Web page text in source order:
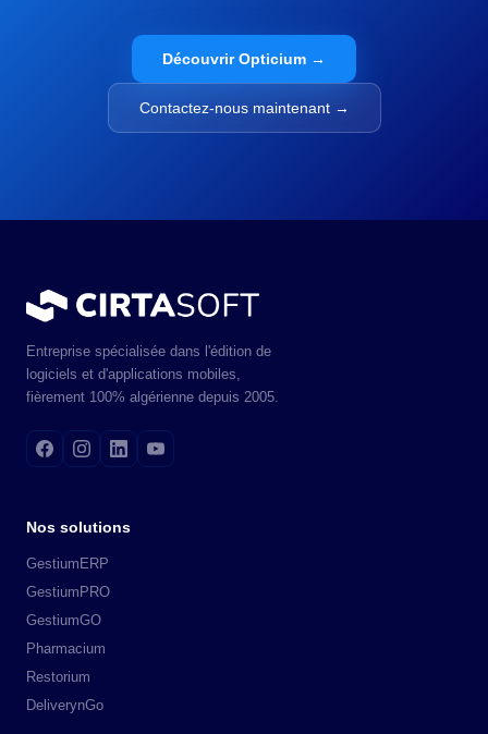
Découvrir Opticium →
Contactez-nous maintenant →
Entreprise spécialisée dans l'édition de
logiciels et d'applications mobiles,
fièrement 100% algérienne depuis 2005.
Nos solutions
GestiumERP
GestiumPRO
GestiumGO
Pharmacium
Restorium
DeliverynGo